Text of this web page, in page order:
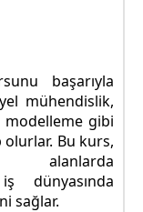
başarıyla
mühendislik,
modelleme gibi
olurlar. Bu kurs,
alanlarda
dünyasında
sağlar.